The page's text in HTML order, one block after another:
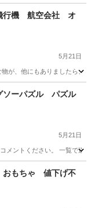
機 航空会社 オ
5月21日
が、他にもありましたら
ソーパズル パズル
5月21日
メントください。 一覧で
ズルもちゃ 値下げ不